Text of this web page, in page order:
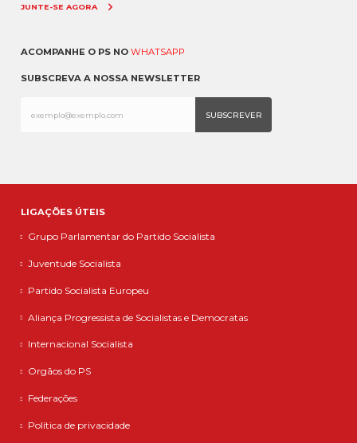
JUNTE-SE AGORA
ACOMPANHE O PS NO WHATSAPP
SUBSCREVA A NOSSA NEWSLETTER
LIGAÇÕES ÚTEIS
Grupo Parlamentar do Partido Socialista
Juventude Socialista
Partido Socialista Europeu
Aliança Progressista de Socialistas e Democratas
Internacional Socialista
Orgãos do PS
Federações
Política de privacidade